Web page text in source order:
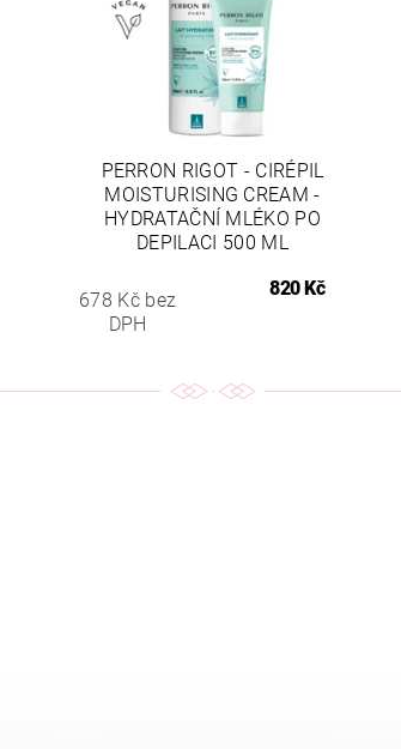
PERRON RIGOT - CIRÉPIL
MOISTURISING CREAM -
HYDRATAČNÍ MLÉKO PO
DEPILACI 500 ML
678 Kč bez
DPH
820 Kč